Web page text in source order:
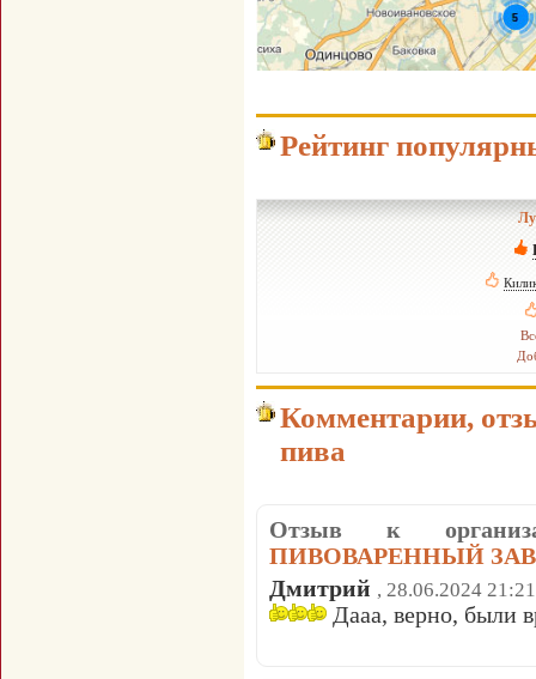
Рейтинг
Комментарии,
пива
Отзыв к
ПИВОВАРЕННЫЙ
Дмитрий , 28.06.2024 21:21
Дааа, верно, были